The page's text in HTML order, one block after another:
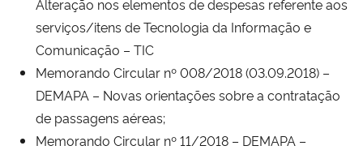
Alteração nos elementos de despesas referente aos
serviços/itens de Tecnologia da Informação e
Comunicação – TIC
Memorando Circular nº 008/2018 (03.09.2018) –
DEMAPA – Novas orientações sobre a contratação
de passagens aéreas;
Memorando Circular nº 11/2018 – DEMAPA –